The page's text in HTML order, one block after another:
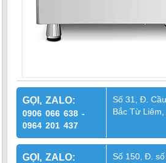
GỌI, ZALO:
0906 066 638 -
0964 201 437
Số 31, Đ.
Bắc Từ
GỌI, ZALO:
Số 150, Đ.